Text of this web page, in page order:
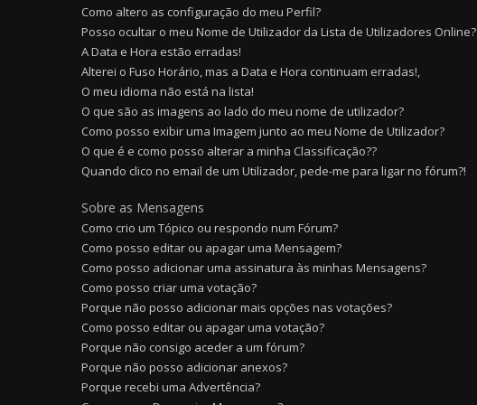
Como altero as configuração do meu Perfil?
Posso ocultar o meu Nome de Utilizador da Lista de Utilizadores Online?
A Data e Hora estão erradas!
Alterei o Fuso Horário, mas a Data e Hora continuam erradas!,
O meu idioma não está na lista!
O que são as imagens ao lado do meu nome de utilizador?
Como posso exibir uma Imagem junto ao meu Nome de Utilizador?
O que é e como posso alterar a minha Classificação??
Quando clico no email de um Utilizador, pede-me para ligar no fórum?!
Sobre as Mensagens
Como crio um Tópico ou respondo num Fórum?
Como posso editar ou apagar uma Mensagem?
Como posso adicionar uma assinatura às minhas Mensagens?
Como posso criar uma votação?
Porque não posso adicionar mais opções nas votações?
Como posso editar ou apagar uma votação?
Porque não consigo aceder a um fórum?
Porque não posso adicionar anexos?
Porque recebi uma Advertência?